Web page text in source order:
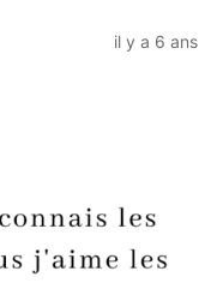
il y a 6 ans